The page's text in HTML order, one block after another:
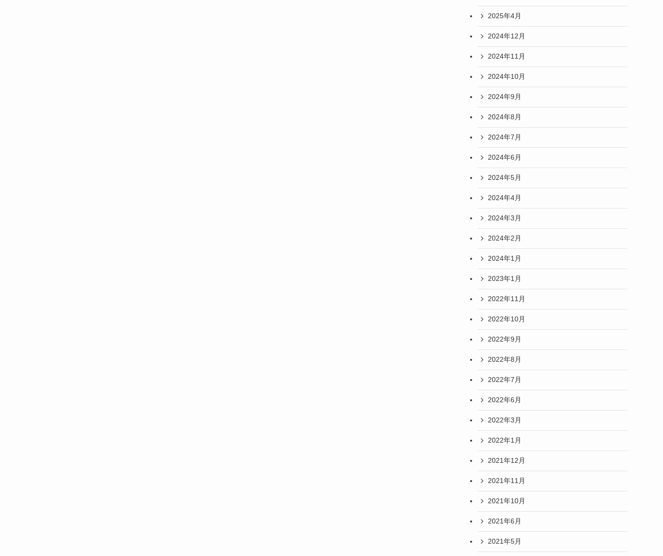
2025年4月
2024年12月
2024年11月
2024年10月
2024年9月
2024年8月
2024年7月
2024年6月
2024年5月
2024年4月
2024年3月
2024年2月
2024年1月
2023年1月
2022年11月
2022年10月
2022年9月
2022年8月
2022年7月
2022年6月
2022年3月
2022年1月
2021年12月
2021年11月
2021年10月
2021年6月
2021年5月